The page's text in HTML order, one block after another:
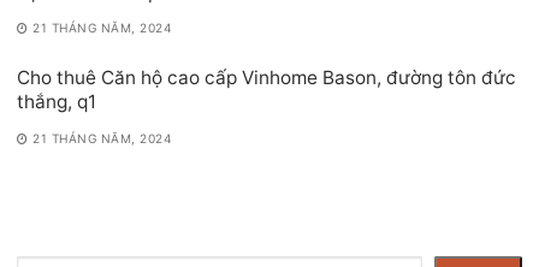
21 THÁNG NĂM, 2024
Cho thuê Căn hộ cao cấp Vinhome Bason, đường tôn đức
thắng, q1
21 THÁNG NĂM, 2024